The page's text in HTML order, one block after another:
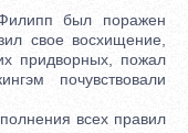
был поражен
свое восхищение,
придворных, пожал
почувствовали
всех правил